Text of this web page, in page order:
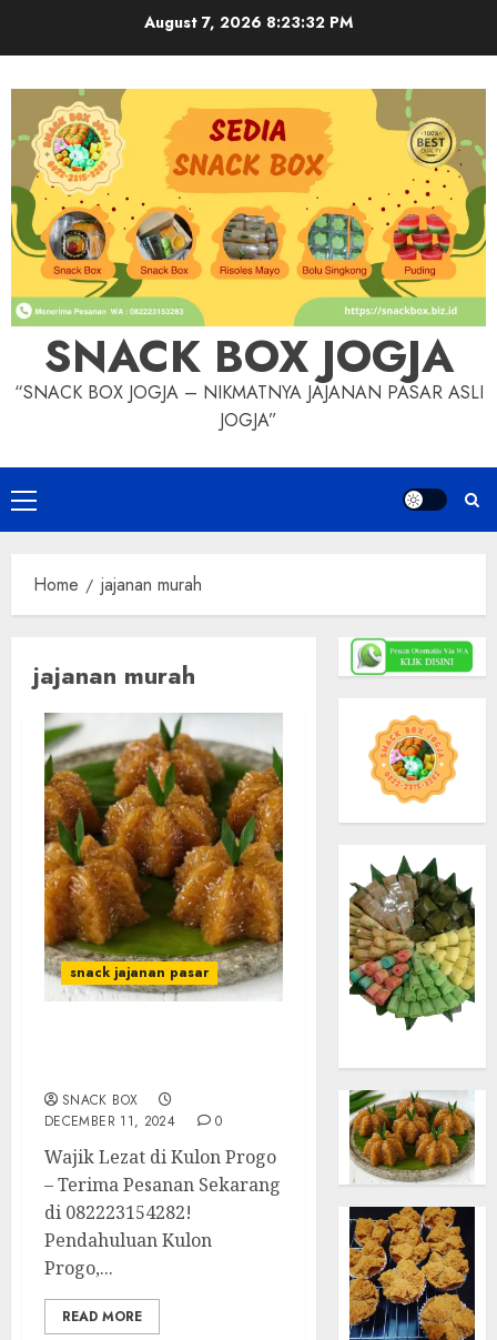
August 7, 2026 8:23:33 PM
SNACK BOX JOGJA
“SNACK BOX JOGJA – NIKMATNYA JAJANAN PASAR ASLI
JOGJA”
Primary
Menu
Home jajanan murah
jajanan murah
snack jajanan pasar
SNACK BOX
DECEMBER 11, 2024
0
Wajik Lezat di Kulon Progo
– Terima Pesanan Sekarang
di 082223154282!
Pendahuluan Kulon
Progo,...
READ MORE